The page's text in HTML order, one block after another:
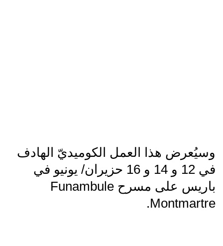
وسيُعرض هذا العمل الكوميديّ الهادف
في 12 و 14 و 16 حزيران/ يونيو في
باريس على مسرح Funambule
Montmartre.